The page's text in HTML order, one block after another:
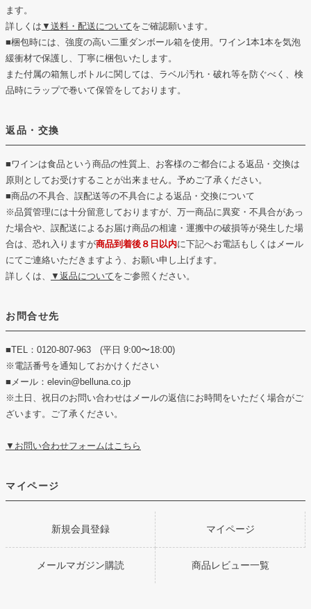
ます。
詳しくは ▼送料・配送についてをご確認願います。
■梱包時には、強度の高い二重ダンボール箱を使用。ワイン1本1本を気泡
緩衝材で保護し、丁寧に梱包いたします。
また付属の箱無しボトルに関しては、ラベル汚れ・破れ等を防ぐべく、検
品時にラップで巻いて保管をしております。
返品・交換
■ワインは食品という商品の性質上、お客様のご都合による返品・交換は
原則としてお受けすることが出来ません。予めご了承ください。
■商品の不具合、誤配送等の不具合による返品・交換について
※品質管理には十分留意しておりますが、万一商品に異変・不具合があっ
た場合や、誤配送によるお届け商品の相違・運搬中の破損等が発生した場
合は、恐れ入りますが商品到着後８日以内に下記へお電話もしくはメール
にてご連絡いただきますよう、お願い申し上げます。
詳しくは、
▼返品についてをご参照ください。
お問合せ先
■TEL：0120-807-963 (平日 9:00〜18:00)
※電話番号を通知しておかけください
■メール：elevin@belluna.co.jp
※土日、祝日のお問い合わせはメールの返信にお時間をいただく場合がご
ざいます。ご了承ください。
▼お問い合わせフォームはこちら
マイページ
新規会員登録 マイページ
メールマガジン購読 商品レビュー一覧